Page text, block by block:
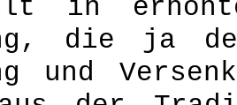
in
die ja
und